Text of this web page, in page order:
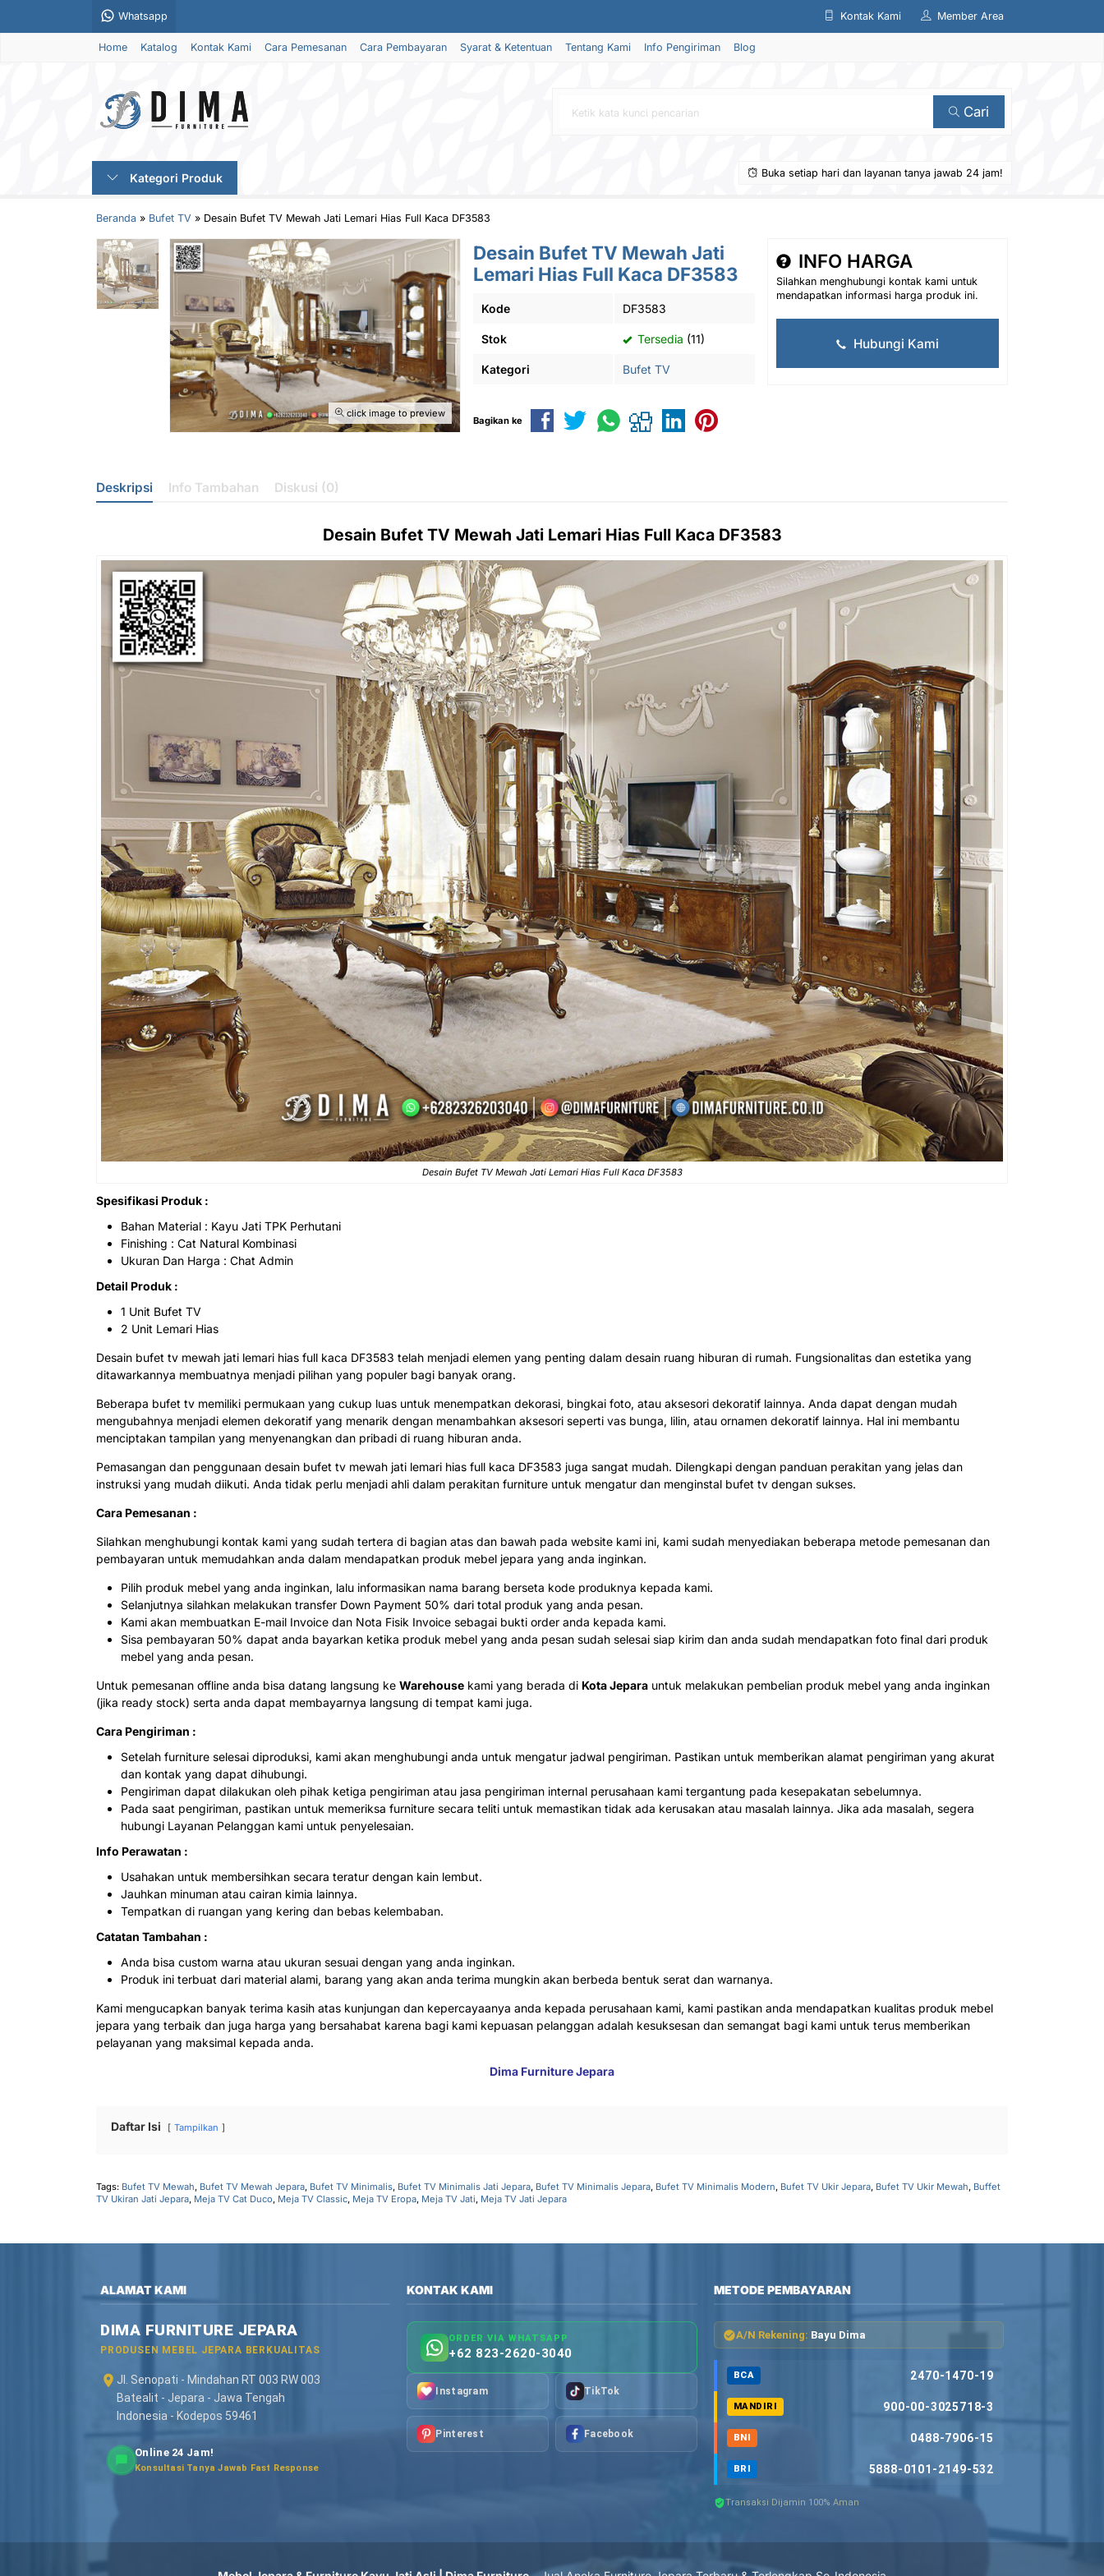
Whatsapp Kontak Kami Member Area
Home Katalog Kontak Kami Cara Pemesanan Cara Pembayaran Syarat & Ketentuan Tentang Kami Info Pengiriman Blog
Cari
Kategori Produk Buka setiap hari dan layanan tanya jawab 24 jam!
Beranda » Bufet TV » Desain Bufet TV Mewah Jati Lemari Hias Full Kaca DF3583
click image to preview
Desain Bufet TV Mewah Jati
Lemari Hias Full Kaca DF3583
Kode DF3583
Stok Tersedia (11)
Kategori Bufet TV
INFO HARGA
Silahkan menghubungi kontak kami untuk
mendapatkan informasi harga produk ini.
Hubungi Kami
Bagikan ke
Deskripsi Info Tambahan Diskusi (0)
Desain Bufet TV Mewah Jati Lemari Hias Full Kaca DF3583
Desain Bufet TV Mewah JatiLemari Hias Full Kaca DF3583
Spesifikasi Produk :
Bahan Material : Kayu Jati TPK Perhutani
Finishing : Cat Natural Kombinasi
Ukuran Dan Harga : Chat Admin
Detail Produk :
1 Unit Bufet TV
2 Unit Lemari Hias
Desain bufet tv mewah jati lemari hias full kaca DF3583 telah menjadi elemen yang penting dalam desain ruang hiburan di rumah. Fungsionalitas dan estetika yang
ditawarkannya membuatnya menjadi pilihan yang populer bagi banyak orang.
Beberapa bufet tv memiliki permukaan yang cukup luas untuk menempatkan dekorasi, bingkai foto, atau aksesori dekoratif lainnya. Anda dapat dengan mudah
mengubahnya menjadi elemen dekoratif yang menarik dengan menambahkan aksesori seperti vas bunga, lilin, atau ornamen dekoratif lainnya. Hal ini membantu
menciptakan tampilan yang menyenangkan dan pribadi di ruang hiburan anda.
Pemasangan dan penggunaan desain bufet tv mewah jati lemari hias full kaca DF3583 juga sangat mudah. Dilengkapi dengan panduan perakitan yang jelas dan
instruksi yang mudah diikuti. Anda tidak perlu menjadi ahli dalam perakitan furniture untuk mengatur dan menginstal bufet tv dengan sukses.
Cara Pemesanan :
Silahkan menghubungi kontak kami yang sudah tertera di bagian atas dan bawah pada website kami ini, kami sudah menyediakan beberapa metode pemesanan dan
pembayaran untuk memudahkan anda dalam mendapatkan produk mebel jepara yang anda inginkan.
Pilih produk mebel yang anda inginkan, lalu informasikan nama barang berseta kode produknya kepada kami.
Selanjutnya silahkan melakukan transfer Down Payment 50% dari total produk yang anda pesan.
Kami akan membuatkan E-mail Invoice dan Nota Fisik Invoice sebagai bukti order anda kepada kami.
Sisa pembayaran 50% dapat anda bayarkan ketika produk mebel yang anda pesan sudah selesai siap kirim dan anda sudah mendapatkan foto final dari produk
mebel yang anda pesan.
Untuk pemesanan offline anda bisa datang langsung ke Warehouse kami yang berada di Kota Jepara untuk melakukan pembelian produk mebel yang anda inginkan
(jika ready stock) serta anda dapat membayarnya langsung di tempat kami juga.
Cara Pengiriman :
Setelah furniture selesai diproduksi, kami akan menghubungi anda untuk mengatur jadwal pengiriman. Pastikan untuk memberikan alamat pengiriman yang akurat
dan kontak yang dapat dihubungi.
Pengiriman dapat dilakukan oleh pihak ketiga pengiriman atau jasa pengiriman internal perusahaan kami tergantung pada kesepakatan sebelumnya.
Pada saat pengiriman, pastikan untuk memeriksa furniture secara teliti untuk memastikan tidak ada kerusakan atau masalah lainnya. Jika ada masalah, segera
hubungi Layanan Pelanggan kami untuk penyelesaian.
Info Perawatan :
Usahakan untuk membersihkan secara teratur dengan kain lembut.
Jauhkan minuman atau cairan kimia lainnya.
Tempatkan di ruangan yang kering dan bebas kelembaban.
Catatan Tambahan :
Anda bisa custom warna atau ukuran sesuai dengan yang anda inginkan.
Produk ini terbuat dari material alami, barang yang akan anda terima mungkin akan berbeda bentuk serat dan warnanya.
Kami mengucapkan banyak terima kasih atas kunjungan dan kepercayaanya anda kepada perusahaan kami, kami pastikan anda mendapatkan kualitas produk mebel
jepara yang terbaik dan juga harga yang bersahabat karena bagi kami kepuasan pelanggan adalah kesuksesan dan semangat bagi kami untuk terus memberikan
pelayanan yang maksimal kepada anda.
Dima Furniture Jepara
Daftar Isi Tampilkan
Tags: Bufet TV Mewah, Bufet TV Mewah Jepara, Bufet TV Minimalis, Bufet TV Minimalis Jati Jepara, Bufet TV Minimalis Jepara, Bufet TV Minimalis Modern, Bufet TV Ukir Jepara, Bufet TV Ukir Mewah, Buffet
TV Ukiran Jati Jepara, Meja TV Cat Duco, Meja TV Classic, Meja TV Eropa, Meja TV Jati, Meja TV Jati Jepara
ALAMAT KAMI
DIMA FURNITURE JEPARA
PRODUSEN MEBEL JEPARA BERKUALITAS
Jl. Senopati - Mindahan RT 003 RW 003
Batealit - Jepara - Jawa Tengah
Indonesia - Kodepos 59461
Online 24 Jam!
Konsultasi Tanya Jawab Fast Response
KONTAK KAMI
ORDER VIA WHATSAPP
+62 823-2620-3040
Instagram TikTok
Pinterest Facebook
METODE PEMBAYARAN
A/N Rekening: Bayu Dima
BCA 2470-1470-19
MANDIRI 900-00-3025718-3
BNI 0488-7906-15
BRI 5888-0101-2149-532
Transaksi Dijamin 100% Aman